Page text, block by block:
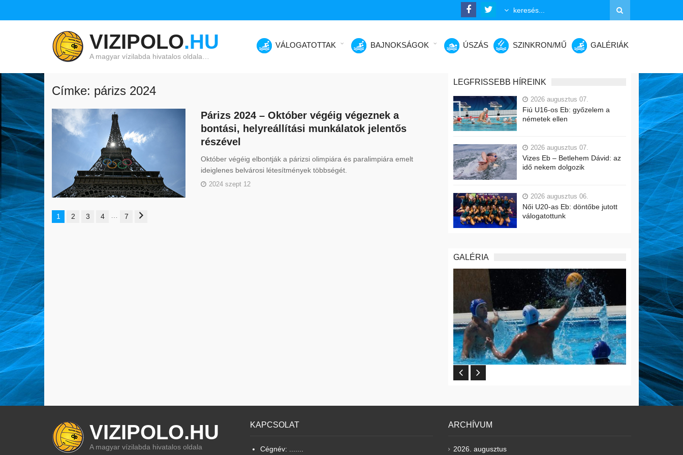
VIZIPOLO.HU
A magyar vízilabda hivatalos oldala…
VÁLOGATOTTAK BAJNOKSÁGOK ÚSZÁS SZINKRON/MŰ GALÉRIÁK
Címke: párizs 2024
Párizs 2024 – Október végéig végeznek a
bontási, helyreállítási munkálatok jelentős
részével
Október végéig elbontják a párizsi olimpiára és paralimpiára emelt
ideiglenes belvárosi létesítmények többségét.
2024 szept 12
1 2 3 4 7
LEGFRISSEBB HÍREINK
2026 augusztus 07.
Fiú U16-os Eb: győzelem a
németek ellen
2026 augusztus 07.
Vizes Eb – Betlehem Dávid: az
idő nekem dolgozik
2026 augusztus 06.
Női U20-as Eb: döntőbe jutott
válogatottunk
GALÉRIA
VIZIPOLO.HU
A magyar vízilabda hivatalos oldala
KAPCSOLAT
Cégnév: .......
ARCHÍVUM
2026. augusztus